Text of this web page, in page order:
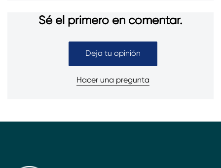
Sé el primero en comentar.
Deja tu opinión
Hacer una pregunta